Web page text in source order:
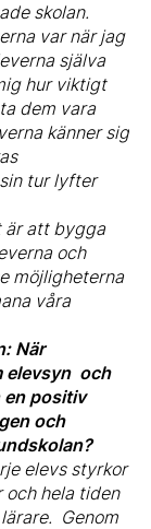
skolan.
var när jag
själva
hur viktigt
dem vara
känner sig
tur lyfter
är att bygga
och
möjligheterna
våra
När
elevsyn och
en positiv
och
elevs styrkor
och hela tiden
Genom